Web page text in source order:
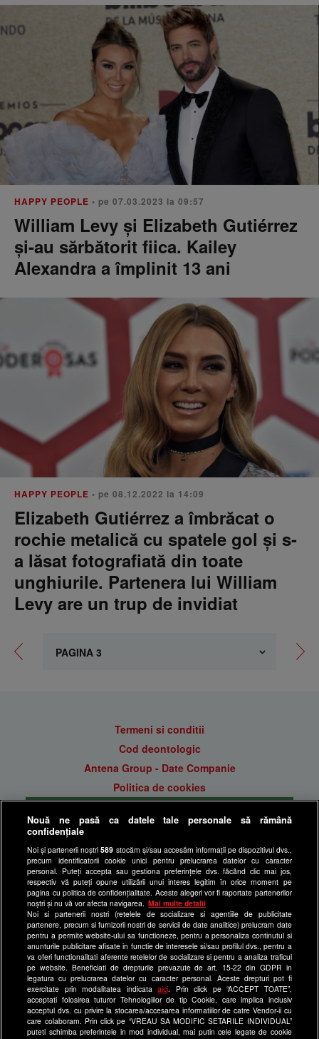
HAPPY PEOPLE • pe 07.03.2023 la 09:57
William Levy și Elizabeth Gutiérrez
și-au sărbătorit fiica. Kailey
Alexandra a împlinit 13 ani
HAPPY PEOPLE • pe 08.12.2022 la 14:09
Elizabeth Gutiérrez a îmbrăcat o
rochie metalică cu spatele gol și s-
a lăsat fotografiată din toate
unghiurile. Partenera lui William
Levy are un trup de invidiat
Termeni si conditii
Cod deontologic
Antena Group - Date Companie
Politica de cookies
Politica de confidentialitate
Anunturi gratuite pe Lajumate.ro
Ultimele Stiri
Program Happy Channel
Echipa editorială
Site-uri Antena Group
a1.ro
antenastars.ro
as.ro
catine.ro
chefi.ro
Nouă ne pasă ca datele tale personale să rămână
confidențiale
Noi și partenerii noștri589 stocăm și/sau accesăm informații pe dispozitivul dvs.,
precum identificatorii cookie unici pentru prelucrarea datelor cu caracter
personal. Puteți accepta sau gestiona preferințele dvs. făcând clic mai jos,
respectiv vă puteți opune utilizării unui interes legitim în orice moment pe
pagina cu politica de confidențialitate. Aceste alegeri vor fi raportate partenerilor
noștri și nu vă vor afecta navigarea.
Mai multe detalii
Noi si partenerii nostri (retelele de socializare si agentiile de publicitate
partenere, precum si furnizorii nostri de servicii de date analitice) prelucram date
pentru a permite website-ului sa functioneze, pentru a personaliza continutul si
anunturile publicitare afisate in functie de interesele si/sau profilul dvs., pentru a
va oferi functionalitati aferente retelelor de socializare si pentru a analiza traficul
pe website. Beneficiati de drepturile prevazute de art. 15-22 din GDPR in
legatura cu prelucrarea datelor cu caracter personal. Aceste drepturi pot fi
exercitate prin modalitatea indicataaici . Prin click pe “ACCEPT TOATE”,
acceptati folosirea tuturor Tehnologiilor de tip Cookie, care implica inclusiv
acceptul dvs. cu privire la stocarea/accesarea informatiilor de catre Vendor-ii cu
care colaboram. Prin click pe “VREAU SA MODIFIC SETARILE INDIVIDUAL”
puteti schimba preferintele in mod individual, mai putin cele legate de cookie